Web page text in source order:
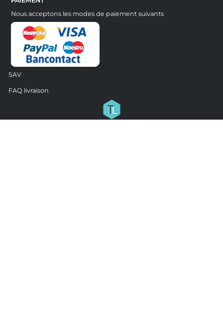
Nous acceptons les modes de paiement suivants
SAV
FAQ livraison